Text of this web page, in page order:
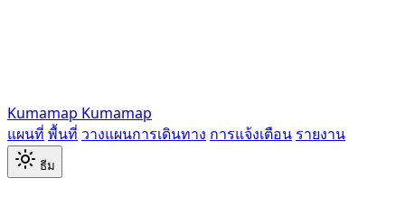
Kumamap Kumamap
แผนที่ พื้นที่ วางแผนการเดินทาง การแจ้งเตือน รายงาน
ธีม